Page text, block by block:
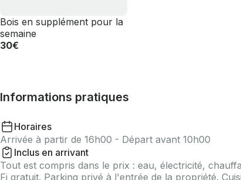
Bois en supplément pour la
semaine
30€
Informations pratiques
Horaires
Arrivée à partir de 16h00 - Départ avant 10h00
Inclus en arrivant
Tout est compris dans le prix : eau, électricité,
Fi gratuit. Parking privé à l'entrée de la propriété.